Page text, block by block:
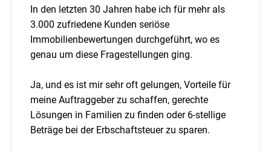
In den letzten 30 Jahren habe ich für mehr als
3.000 zufriedene Kunden seriöse
Immobilienbewertungen durchgeführt, wo es
genau um diese Fragestellungen ging.
Ja, und es ist mir sehr oft gelungen, Vorteile für
meine Auftraggeber zu schaffen, gerechte
Lösungen in Familien zu finden oder 6-stellige
Beträge bei der Erbschaftsteuer zu sparen.